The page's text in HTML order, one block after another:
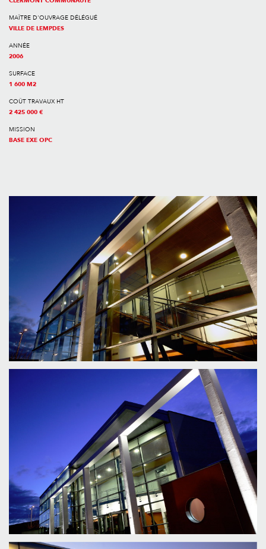
MAÎTRE D'OUVRAGE DÉLÉGUÉ
VILLE DE LEMPDES
ANNÉE
2006
SURFACE
1 600 M2
COÛT TRAVAUX HT
2 425 000 €
MISSION
BASE EXE OPC